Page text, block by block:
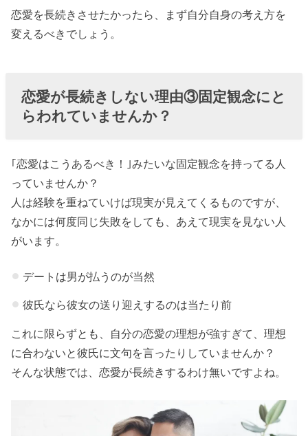
恋愛を長続きさせたかったら、まず自分自身の考え方を
変えるべきでしょう。
恋愛が長続きしない理由③固定観念にと
らわれていませんか？
｢恋愛はこうあるべき！｣みたいな固定観念を持ってる人
っていませんか？
人は経験を重ねていけば現実が見えてくるものですが、
なかには何度同じ失敗をしても、あえて現実を見ない人
がいます。
デートは男が払うのが当然
彼氏なら彼女の送り迎えするのは当たり前
これに限らずとも、自分の恋愛の理想が強すぎて、理想
に合わないと彼氏に文句を言ったりしていませんか？
そんな状態では、恋愛が長続きするわけ無いですよね。